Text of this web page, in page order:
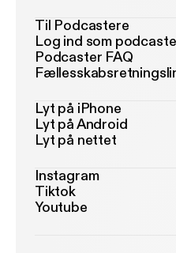
Til Podcastere
Log ind som
Podcaster FAQ
Lyt på iPhone
Lyt på Android
Lyt på nettet
Instagram
Tiktok
Youtube